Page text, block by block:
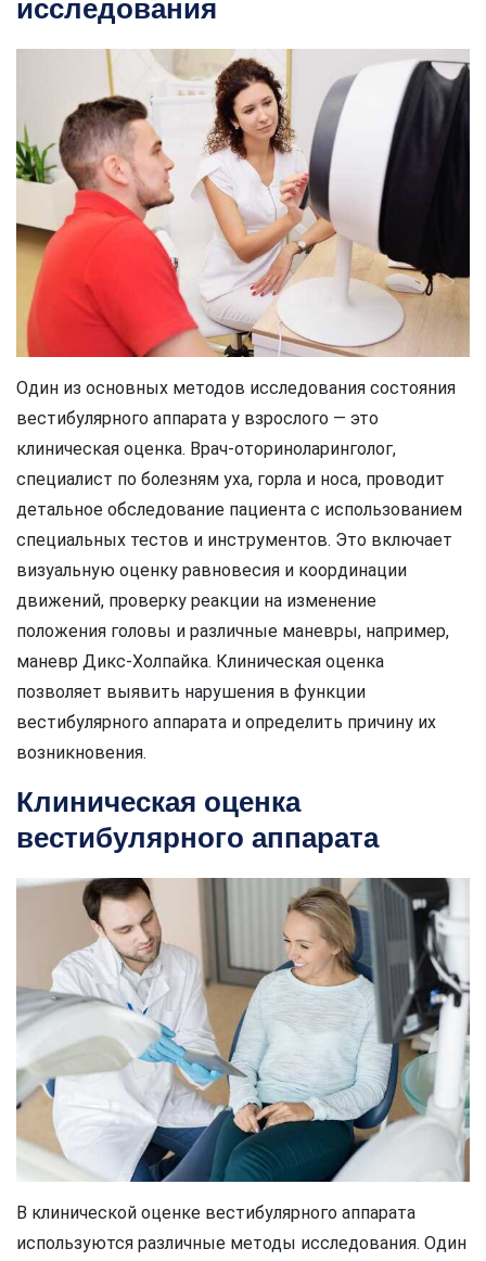
исследования
Один из основных методов исследования состояния
вестибулярного аппарата у взрослого — это
клиническая оценка. Врач-оториноларинголог,
специалист по болезням уха, горла и носа, проводит
детальное обследование пациента с использованием
специальных тестов и инструментов. Это включает
визуальную оценку равновесия и координации
движений, проверку реакции на изменение
положения головы и различные маневры, например,
маневр Дикс-Холпайка. Клиническая оценка
позволяет выявить нарушения в функции
вестибулярного аппарата и определить причину их
возникновения.
Клиническая оценка
вестибулярного аппарата
В клинической оценке вестибулярного аппарата
используются различные методы исследования. Один